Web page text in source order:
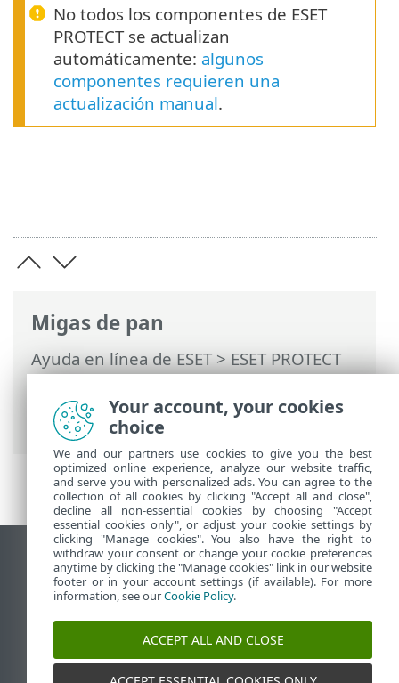
Migas de pan
Ayuda en línea de ESET>ESET PROTECT
On-Prem>Usar ESET PROTECT On-Prem
Actualizaciones automáticas> Actualice
ESET PROTECT On-Prem
No todos los componentes de ESET
PROTECT se actualizan
automáticamente: algunos
componentes requieren una
actualización manual.
Ver sitio del escritorio
End of Life
Base de conocimiento de ESET
ESET Status Portal
Soporte regional
Your account, your cookies
choice
We and our partners use cookies to give you the best
optimized online experience, analyze our website traffic,
and serve you with personalized ads. You can agree to the
collection of all cookies by clicking "Accept all and close",
decline all non-essential cookies by choosing "Accept
essential cookies only", or adjust your cookie settings by
clicking "Manage cookies". You also have the right to
withdraw your consent or change your cookie preferences
anytime by clicking the "Manage cookies" link in our website
footer or in your account settings (if available). For more
information, see ourCookie Policy.
ACCEPT ALL AND CLOSE